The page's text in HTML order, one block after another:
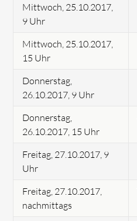
Mittwoch, 25.10.2017,
9 Uhr
Mittwoch, 25.10.2017,
15 Uhr
Donnerstag,
26.10.2017, 9 Uhr
Donnerstag,
26.10.2017, 15 Uhr
Freitag, 27.10.2017, 9
Uhr
Freitag, 27.10.2017,
nachmittags